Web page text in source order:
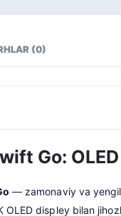
(0)
Go:
— zamonaviy va yengil
OLED displey bilan